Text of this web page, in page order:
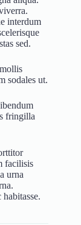
interdum
sed.
sodales ut.
fringilla
facilisis
urna